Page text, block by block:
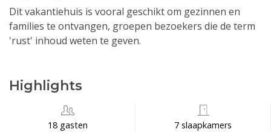
Dit vakantiehuis is vooral geschikt om gezinnen en
families te ontvangen, groepen bezoekers die de term
'rust' inhoud weten te geven.
Highlights
18 gasten 7 slaapkamers